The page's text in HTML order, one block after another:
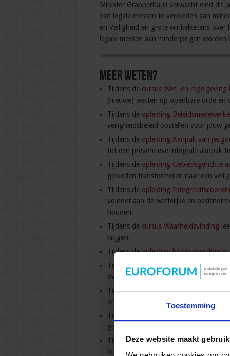
Toestemming
Deze website maakt
Minister Grapperhaus verwacht eind dit
van legale messen te verbieden aan
en Veiligheid en grote winkelketens
legale messen aan minderjarigen worden
Meer weten?
Tijdens de cursus Wet- en regelgeving
(nieuwe) wetten op openbare orde
Tijdens de opleiding
veiligheidsbeleid opstellen voor jouw
Tijdens de opleiding Aanpak van
tot een preventieve integrale aanpak
Tijdens de opleiding Gebiedsgerichte
gebieden transformeren naar een
Tijdens de opleiding
voldoet aan de wettelijke en
houden.
Tijdens de cursus Waarheidsvinding
krijgen.
Tijdens deopleiding bibob coördinator
Tijdens de
jaaropleiding Integrale
over de aanpak van ondermijning in
Tijdens decursus Bestuurlijke aanpak
organisaties zich vestigen in jouw
Tijdens de
gevolgen zijn van criminaliteit en hoe
Tijdens deopleiding sluitende aanpak
hulpverlening voor personen met